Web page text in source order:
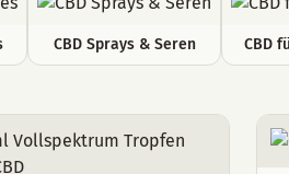
CBD Sprays & Seren CBD